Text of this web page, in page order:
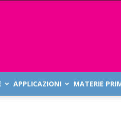
APPLICAZIONI MATERIE